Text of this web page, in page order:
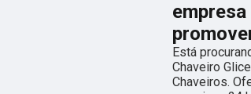
Está
Chaveiro
Chaveiros.